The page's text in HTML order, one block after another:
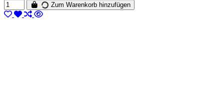
Zum Warenkorb hinzufügen